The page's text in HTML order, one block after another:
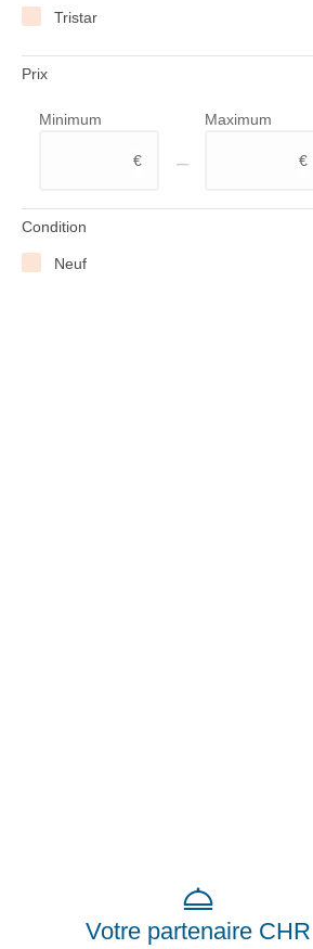
Tristar
Prix
Minimum
€ –
Maximum
€
Condition
Neuf
Votre partenaire CHR